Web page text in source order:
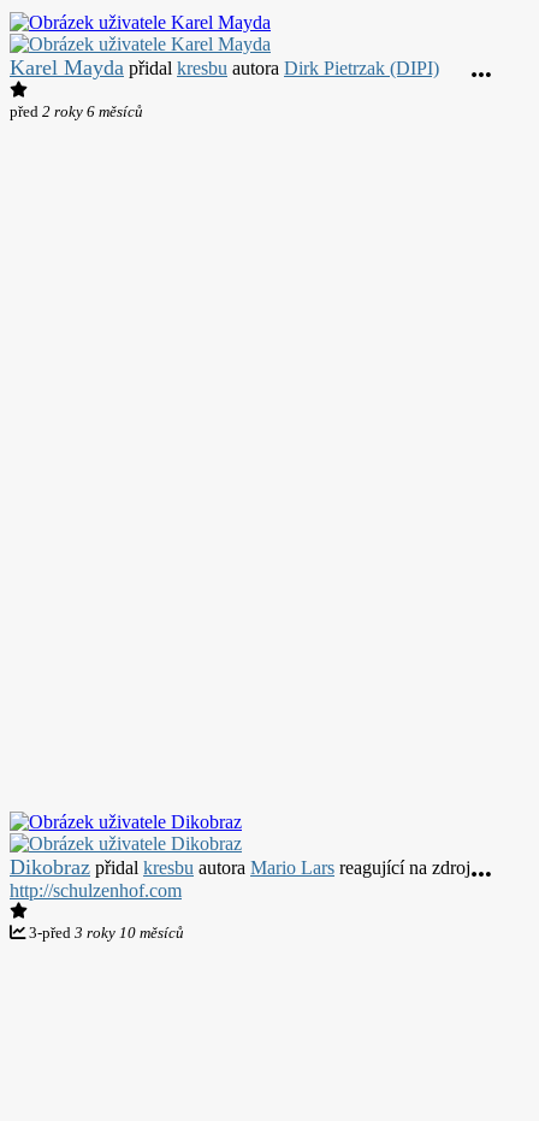
Karel Mayda přidal kresbu autora Dirk Pietrzak (DIPI)
před 2 roky 6 měsíců
Dikobraz přidal kresbu autora Mario Lars reagující na zdroj
http://schulzenhof.com
3-před 3 roky 10 měsíců